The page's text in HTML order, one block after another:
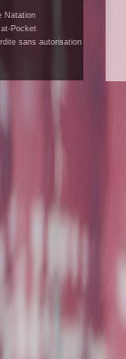
Natation
Pocket
sans autorisation